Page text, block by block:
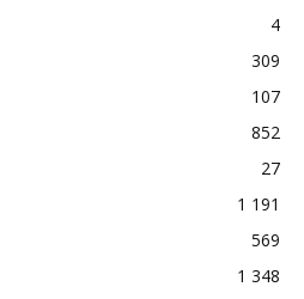
4
309
107
852
27
1 191
569
1 348